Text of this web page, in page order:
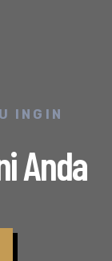
INGIN
Anda